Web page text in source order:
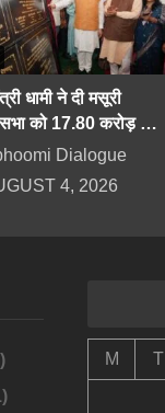
धामी ने दी मसूरी
को 17.80 करोड़ की
की सौगातDialogue
4, 2026
M T